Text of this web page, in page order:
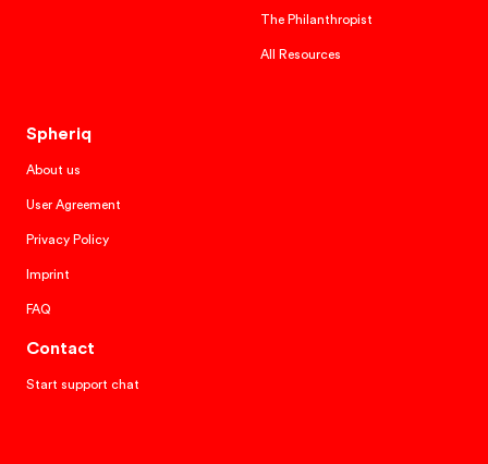
The Philanthropist
All Resources
Spheriq
About us
User Agreement
Privacy Policy
Imprint
FAQ
Contact
Start support chat